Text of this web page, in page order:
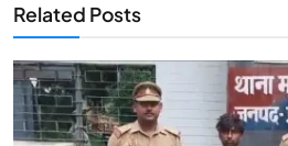
Related Posts